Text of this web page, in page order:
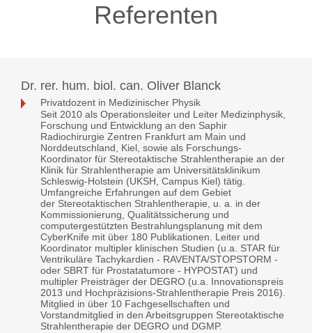
Referenten
Dr. rer. hum. biol. can. Oliver Blanck
Privatdozent in Medizinischer Physik
Seit 2010 als Operationsleiter und Leiter Medizinphysik,
Forschung und Entwicklung an den Saphir
Radiochirurgie Zentren Frankfurt am Main und
Norddeutschland, Kiel, sowie als Forschungs-
Koordinator für Stereotaktische Strahlentherapie an der
Klinik für Strahlentherapie am Universitätsklinikum
Schleswig-Holstein (UKSH, Campus Kiel) tätig.
Umfangreiche Erfahrungen auf dem Gebiet
der Stereotaktischen Strahlentherapie, u. a. in der
Kommissionierung, Qualitätssicherung und
computergestützten Bestrahlungsplanung mit dem
CyberKnife mit über 180 Publikationen. Leiter und
Koordinator multipler klinischen Studien (u.a. STAR für
Ventrikuläre Tachykardien - RAVENTA/STOPSTORM -
oder SBRT für Prostatatumore - HYPOSTAT) und
multipler Preisträger der DEGRO (u.a. Innovationspreis
2013 und Hochpräzisions-Strahlentherapie Preis 2016).
Mitglied in über 10 Fachgesellschaften und
Vorstandmitglied in den Arbeitsgruppen Stereotaktische
Strahlentherapie der DEGRO und DGMP.